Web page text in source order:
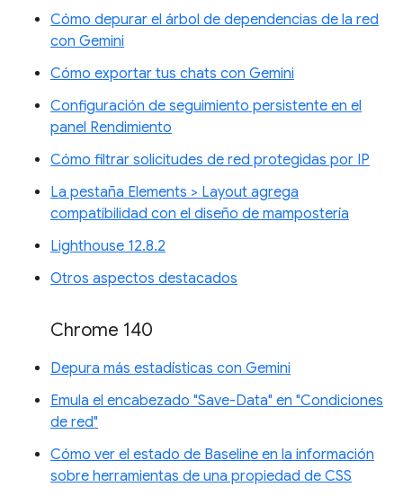
Cómo depurar el árbol de dependencias de la red
con Gemini
Cómo exportar tus chats con Gemini
Configuración de seguimiento persistente en el
panel Rendimiento
Cómo filtrar solicitudes de red protegidas por IP
La pestaña Elements > Layout agrega
compatibilidad con el diseño de mampostería
Lighthouse 12.8.2
Otros aspectos destacados
Chrome 140
Depura más estadísticas con Gemini
Emula el encabezado "Save-Data" en "Condiciones
de red"
Cómo ver el estado de Baseline en la información
sobre herramientas de una propiedad de CSS